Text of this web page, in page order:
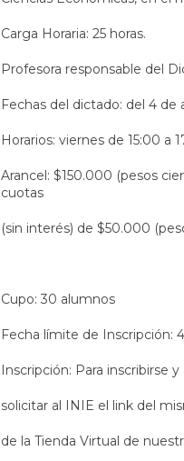
Carga Horaria: 25 horas.
Profesora responsable del
Fechas del dictado: del 4 de
Horarios: viernes de 15:00 a
Arancel: $150.000 (pesos
cuotas
(sin interés) de $50.000
Cupo: 30 alumnos
Fecha límite de Inscripción:
Inscripción: Para inscribirse
solicitar al INIE el link del
de la Tienda Virtual de